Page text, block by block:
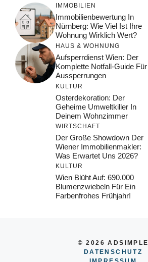
IMMOBILIEN
Immobilienbewertung In
Nürnberg: Wie Viel Ist Ihre
Wohnung Wirklich Wert?
HAUS & WOHNUNG
Aufsperrdienst Wien: Der
Komplette Notfall-Guide Für
Aussperrungen
KULTUR
Osterdekoration: Der
Geheime Umweltkiller In
Deinem Wohnzimmer
WIRTSCHAFT
Der Große Showdown Der
Wiener Immobilienmakler:
Was Erwartet Uns 2026?
KULTUR
Wien Blüht Auf: 690.000
Blumenzwiebeln Für Ein
Farbenfrohes Frühjahr!
© 2026 ADSIMPLE
DATENSCHUTZ